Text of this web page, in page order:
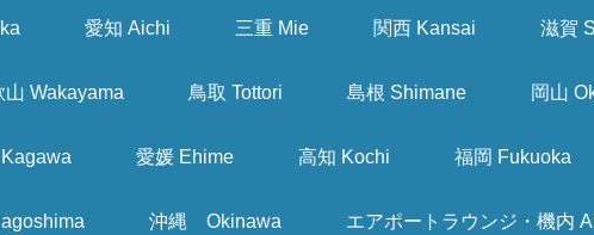
愛知 Aichi 三重 Mie 関西 Kansai 滋賀
山 Wakayama 鳥取 Tottori 島根 Shimane 岡山
愛媛 Ehime 高知 Kochi 福岡 Fukuoka
沖縄 Okinawa エアポートラウンジ・機内